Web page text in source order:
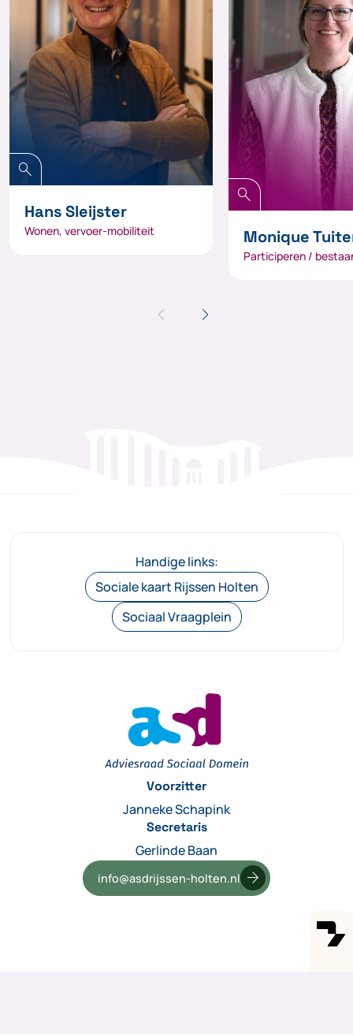
search
Hans Sleijster
Wonen, vervoer-mobiliteit
search
Monique
Participeren /
Handige links:
Sociale kaart Rijssen Holten
Sociaal Vraagplein
Voorzitter
Janneke Schapink
Secretaris
Gerlinde Baan
info@asdrijssen-holten.nl arrow_forward